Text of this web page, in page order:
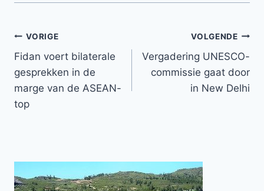
Bericht
navigatie
VORIGE
Fidan voert bilaterale
gesprekken in de
marge van de ASEAN-
top
VOLGENDE
Vergadering UNESCO-
commissie gaat door
in New Delhi